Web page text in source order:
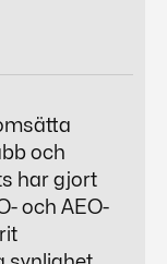
och
har gjort
och AEO-